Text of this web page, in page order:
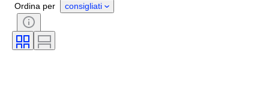
Tipo di fumetto
Ordina per consigliati